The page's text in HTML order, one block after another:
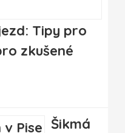
Tipy pro
zkušené
Šikmá